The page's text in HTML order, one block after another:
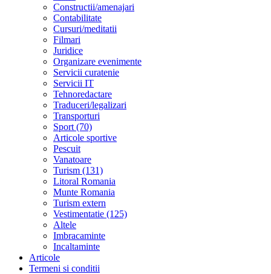
Constructii/amenajari
Contabilitate
Cursuri/meditatii
Filmari
Juridice
Organizare evenimente
Servicii curatenie
Servicii IT
Tehnoredactare
Traduceri/legalizari
Transporturi
Sport (70)
Articole sportive
Pescuit
Vanatoare
Turism (131)
Litoral Romania
Munte Romania
Turism extern
Vestimentatie (125)
Altele
Imbracaminte
Incaltaminte
Articole
Termeni si conditii